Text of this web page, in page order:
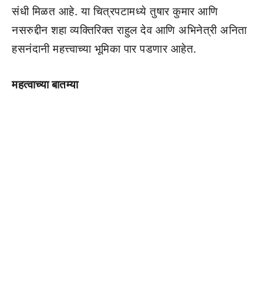
संधी मिळत आहे. या चित्रपटामध्ये तुषार कुमार आणि
नसरुद्दीन शहा व्यक्तिरिक्त राहुल देव आणि अभिनेत्री अनिता
हसनंदानी महत्त्वाच्या भूमिका पार पडणार आहेत.
महत्वाच्या बातम्या